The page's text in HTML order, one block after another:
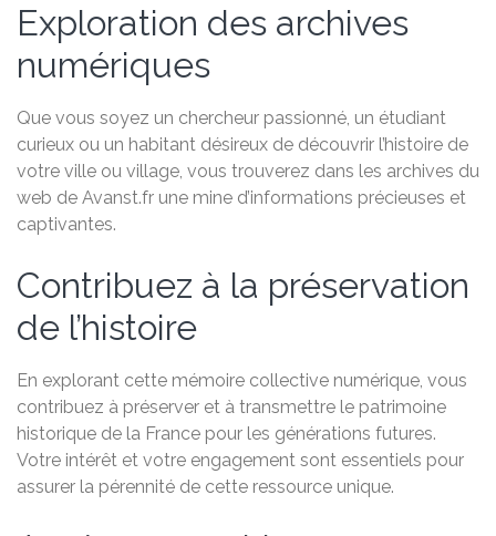
Exploration des archives
numériques
Que vous soyez un chercheur passionné, un étudiant
curieux ou un habitant désireux de découvrir l’histoire de
votre ville ou village, vous trouverez dans les archives du
web de Avanst.fr une mine d’informations précieuses et
captivantes.
Contribuez à la préservation
de l’histoire
En explorant cette mémoire collective numérique, vous
contribuez à préserver et à transmettre le patrimoine
historique de la France pour les générations futures.
Votre intérêt et votre engagement sont essentiels pour
assurer la pérennité de cette ressource unique.